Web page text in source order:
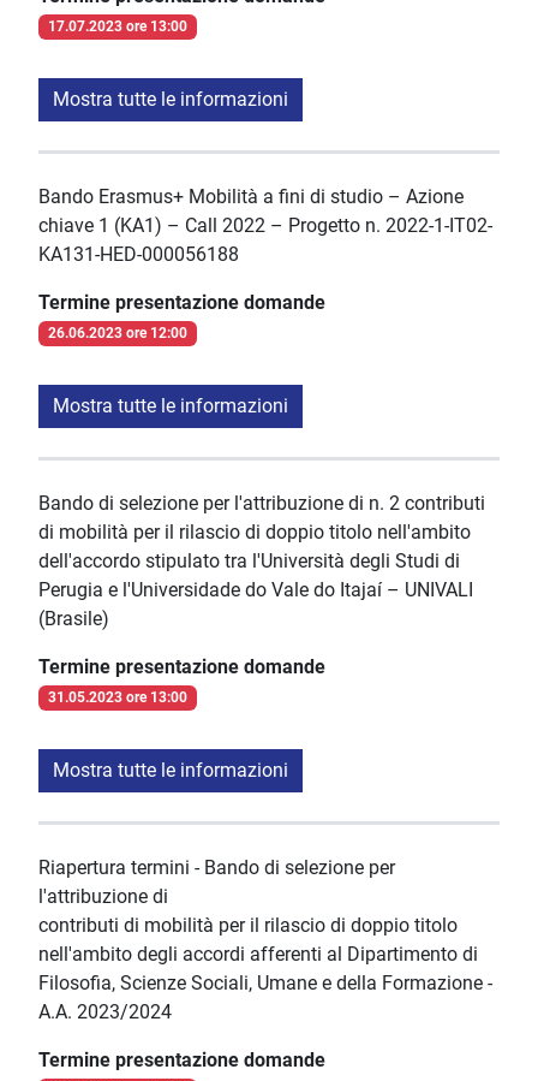
17.07.2023 ore 13:00
Mostra tutte le informazioni
Bando Erasmus+ Mobilità a fini di studio – Azione
chiave 1 (KA1) – Call 2022 – Progetto n. 2022-1-IT02-
KA131-HED-000056188
Termine presentazione domande
26.06.2023 ore 12:00
Mostra tutte le informazioni
Bando di selezione per l'attribuzione di n. 2 contributi
di mobilità per il rilascio di doppio titolo nell'ambito
dell'accordo stipulato tra l'Università degli Studi di
Perugia e l'Universidade do Vale do Itajaí – UNIVALI
(Brasile)
Termine presentazione domande
31.05.2023 ore 13:00
Mostra tutte le informazioni
Riapertura termini - Bando di selezione per
l'attribuzione di
contributi di mobilità per il rilascio di doppio titolo
nell'ambito degli accordi afferenti al Dipartimento di
Filosofia, Scienze Sociali, Umane e della Formazione -
A.A. 2023/2024
Termine presentazione domande